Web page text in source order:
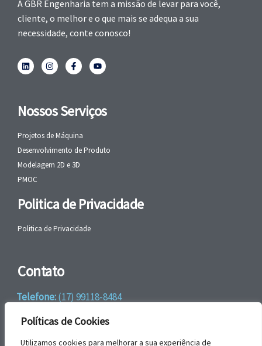
Políticas de Cookies
Utilizamos cookies para melhorar a sua experiência de
A GBR Engenharia tem a missão de levar para você,
cliente, o melhor e o que mais se adequa a sua
necessidade, conte conosco!
Nossos Serviços
Projetos de Máquina
Desenvolvimento de Produto
Modelagem 2D e 3D
PMOC
Politica de Privacidade
Politica de Privacidade
Contato
Telefone:(17) 99118-8484
WhatsApp:+55 (17) 99118-8484
email:faleconosco@gbrengenharia.com